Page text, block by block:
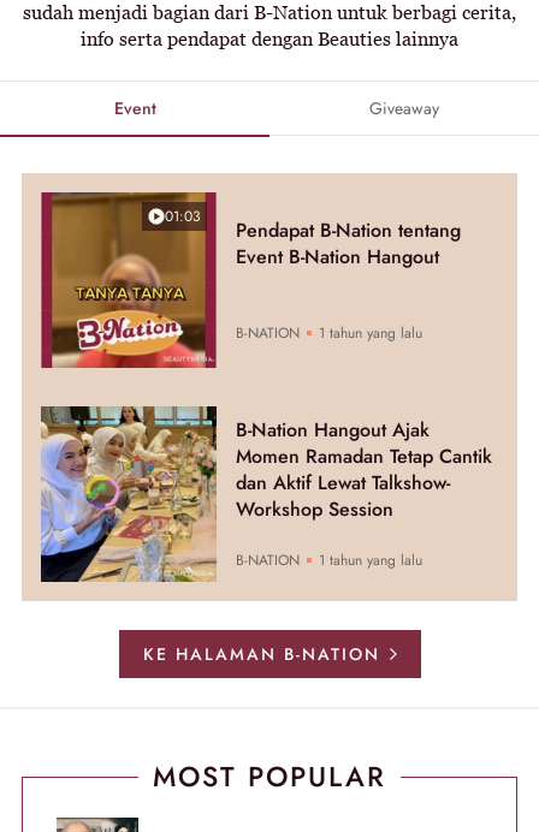
sudah menjadi bagian dari B-Nation untuk berbagi cerita,
info serta pendapat dengan Beauties lainnya
Event Giveaway
01:03
Pendapat B-Nation tentang
Event B-Nation Hangout
B-NATION 1 tahun yang lalu
B-Nation Hangout Ajak
Momen Ramadan Tetap Cantik
dan Aktif Lewat Talkshow-
Workshop Session
B-NATION 1 tahun yang lalu
KE HALAMAN B-NATION
MOST POPULAR